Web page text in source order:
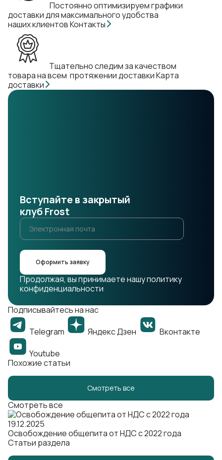
Постоянно оптимизируем графики
доставки для максимального удобства
наших клиентовКонтакты
Тщательно следим за качеством
товара на всем протяжении доставкиКарта
доставки
Вступайте в закрытый
клуб Frost
Оформить заявку
Продолжая, вы принимаете нашу политику
конфиденциальности
Подписывайтесь на нас
Telegram
Яндекс Дзен
Вконтакте
Youtube
Похожие статьи
Смотреть все
Смотреть все
19.12.2025
Освобождение общепита от НДС с 2022 года
Статьи раздела